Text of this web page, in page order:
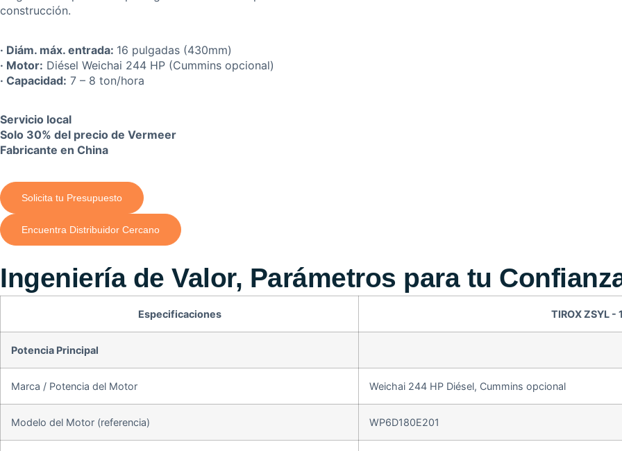
construcción.
· Diám. máx. entrada: 16 pulgadas (430mm)
· Motor: Diésel Weichai 244 HP (Cummins opcional)
· Capacidad: 7 – 8 ton/hora
Servicio local
Solo 30% del precio de Vermeer
Fabricante en China
Solicita tu Presupuesto
Encuentra Distribuidor Cercano
Ingeniería de Valor, Parámetros para tu
Especificaciones TIROX ZSYL -
Potencia Principal
Marca / Potencia del Motor Weichai 244 HP Diésel, Cummins opcional
Modelo del Motor (referencia) WP6D180E201